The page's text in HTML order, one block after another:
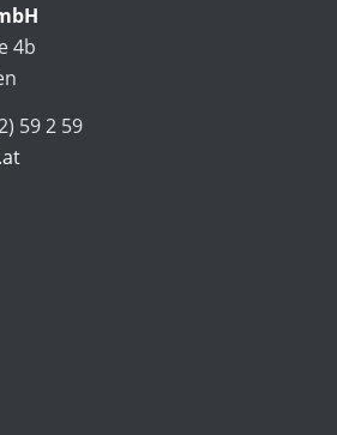
4b
59 2 59